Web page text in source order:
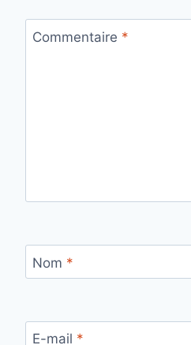
Commentaire *
Nom *
E-mail *